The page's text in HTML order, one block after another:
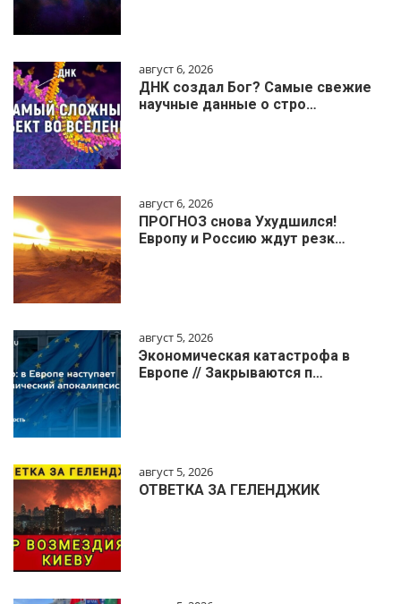
август 6, 2026
ДНК создал Бог? Самые свежие
научные данные о стро…
август 6, 2026
ПРОГНОЗ снова Ухудшился!
Европу и Россию ждут резк…
август 5, 2026
Экономическая катастрофа в
Европе // Закрываются п…
август 5, 2026
ОТВЕТКА ЗА ГЕЛЕНДЖИК